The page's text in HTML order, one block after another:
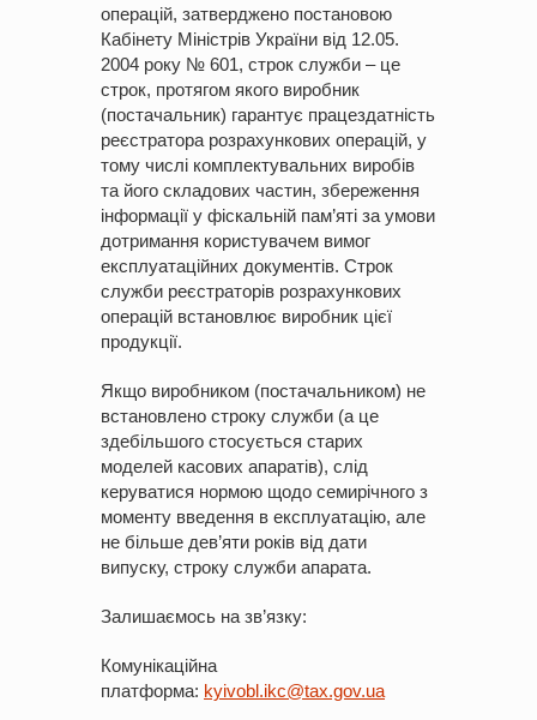
операцій, затверджено постановою
Кабінету Міністрів України від 12.05.
2004 року № 601, строк служби – це
строк, протягом якого виробник
(постачальник) гарантує працездатність
реєстратора розрахункових операцій, у
тому числі комплектувальних виробів
та його складових частин, збереження
інформації у фіскальній пам’яті за умови
дотримання користувачем вимог
експлуатаційних документів. Строк
служби реєстраторів розрахункових
операцій встановлює виробник цієї
продукції.
Якщо виробником (постачальником) не
встановлено строку служби (а це
здебільшого стосується старих
моделей касових апаратів), слід
керуватися нормою щодо семирічного з
моменту введення в експлуатацію, але
не більше дев’яти років від дати
випуску, строку служби апарата.
Залишаємось на зв’язку:
Комунікаційна
платформа: kyivobl.ikc@tax.gov.ua